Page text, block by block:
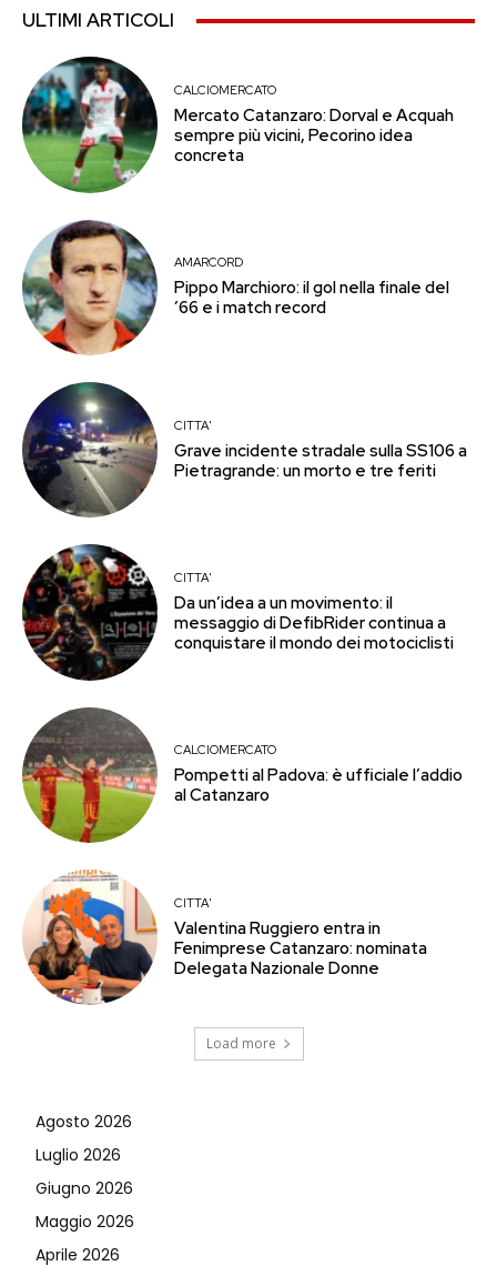
ULTIMI ARTICOLI
CALCIOMERCATO
Mercato Catanzaro: Dorval e Acquah
sempre più vicini, Pecorino idea
concreta
AMARCORD
Pippo Marchioro: il gol nella finale del
’66 e i match record
CITTA'
Grave incidente stradale sulla SS106 a
Pietragrande: un morto e tre feriti
CITTA'
Da un’idea a un movimento: il
messaggio di DefibRider continua a
conquistare il mondo dei motociclisti
CALCIOMERCATO
Pompetti al Padova: è ufficiale l’addio
al Catanzaro
CITTA'
Valentina Ruggiero entra in
Fenimprese Catanzaro: nominata
Delegata Nazionale Donne
Load more
Agosto 2026
Luglio 2026
Giugno 2026
Maggio 2026
Aprile 2026